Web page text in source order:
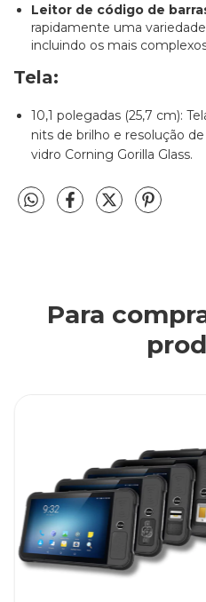
Leitor de código de
rapidamente uma
incluindo os mais
Tela:
10,1 polegadas (25,7 cm):
nits de brilho e resolução
vidro Corning Gorilla Glass.
Para